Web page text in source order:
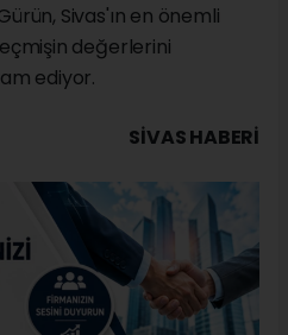
Sivas'ın en önemli
değerlerini
ediyor.
SIVAS HABERİ